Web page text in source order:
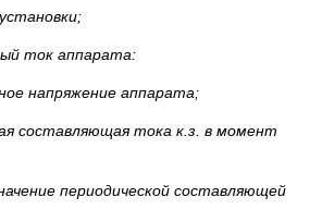
ток аппарата:
напряжение аппарата;
составляющая тока к.з. в момент
периодической составляющей